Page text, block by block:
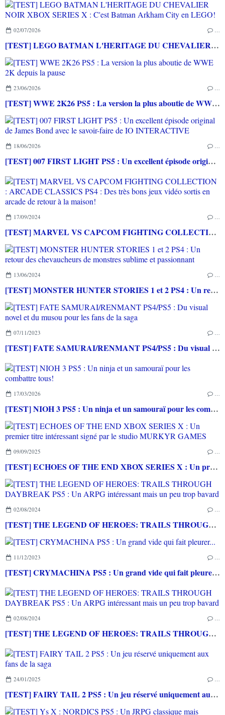
02/07/2026 …
[TEST] LEGO BATMAN L'HERITAGE DU CHEVALIER NOIR XBOX SERIES X : C'est Batman Arkham City en LEGO!
23/06/2026 …
[TEST] WWE 2K26 PS5 : La version la plus aboutie de WWE 2K depuis la pause
18/06/2026 …
[TEST] 007 FIRST LIGHT PS5 : Un excellent épisode original de James Bond avec le savoir-faire de IO INTERACTIVE
17/09/2024 …
[TEST] MARVEL VS CAPCOM FIGHTING COLLECTION : ARCADE CLASSICS PS4 : Des très bons jeux vidéo sortis en arcade de retour à la maison!
13/06/2024 …
[TEST] MONSTER HUNTER STORIES 1 et 2 PS4 : Un retour des chevaucheurs de monstres sublime et passionnant
07/11/2023 …
[TEST] FATE SAMURAI/RENMANT PS4/PS5 : Du visual novel et du musou pour les fans de la saga
17/03/2026 …
[TEST] NIOH 3 PS5 : Un ninja et un samouraï pour les combattre tous!
09/09/2025 …
[TEST] ECHOES OF THE END XBOX SERIES X : Un premier titre intéressant signé par le studio MURKYR GAMES
02/08/2024 …
[TEST] THE LEGEND OF HEROES: TRAILS THROUGH DAYBREAK PS5 : Un ARPG intéressant mais un peu trop bavard
11/12/2023 …
[TEST] CRYMACHINA PS5 : Un grand vide qui fait pleurer...
02/08/2024 …
[TEST] THE LEGEND OF HEROES: TRAILS THROUGH DAYBREAK PS5 : Un ARPG intéressant mais un peu trop bavard
24/01/2025 …
[TEST] FAIRY TAIL 2 PS5 : Un jeu réservé uniquement aux fans de la saga